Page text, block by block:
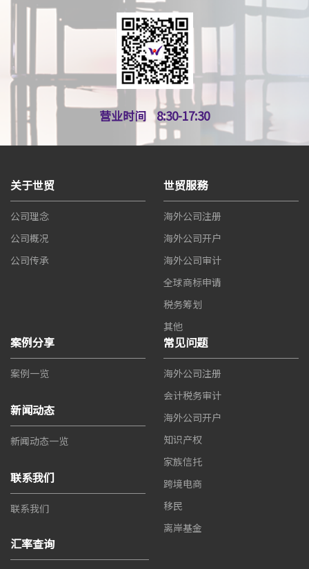
营业时间 8:30-17:30
关于世贸
公司理念
公司概况
公司传承
世贸服務
海外公司注册
海外公司开户
海外公司审计
全球商标申请
税务筹划
其他
案例分享
案例一览
新闻动态
新闻动态一览
联系我们
联系我们
常见问题
海外公司注册
会计税务审计
海外公司开户
知识产权
家族信托
跨境电商
移民
离岸基金
汇率查询